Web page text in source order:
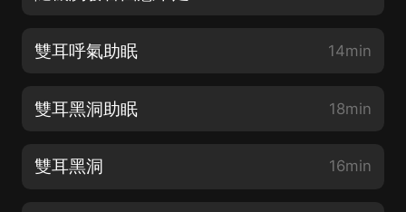
雙耳呼氣助眠 14min
雙耳黑洞助眠 18min
雙耳黑洞 16min